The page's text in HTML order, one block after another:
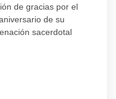
de gracias por el
de su
sacerdotal